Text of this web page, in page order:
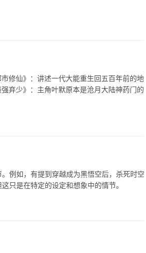
修仙》：讲述一代大能重生回五百年前的地
弃少》：主角叶默原本是沧月大陆神药门的
例如，有提到穿越成为黑悟空后，杀死时空
只是在特定的设定和想象中的情节。